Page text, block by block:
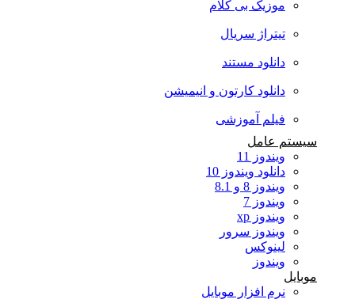
موزیک بی کلام
تیتراژ سریال
دانلود مستند
دانلود کارتون و انیمیشن
فیلم آموزشی
سیستم عامل
ویندوز 11
دانلود ویندوز 10
ویندوز 8 و 8.1
ویندوز 7
ویندوز xp
ویندوز سرور
لینوکس
ویندوز
موبایل
نرم افزار موبایل